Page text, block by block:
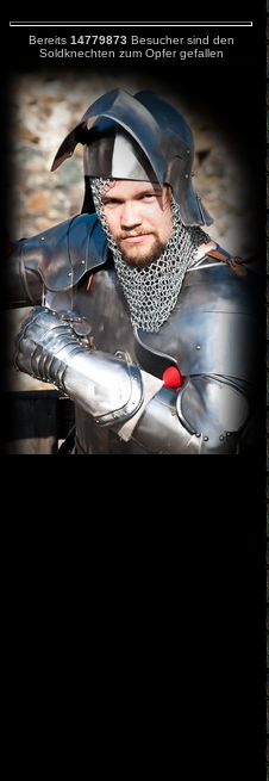
Bereits 14779873 Besucher sind den
Soldknechten zum Opfer gefallen